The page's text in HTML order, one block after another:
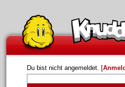
Du bist nicht angemeldet. [